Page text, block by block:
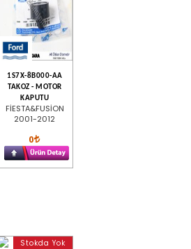
1S7X-8B000-AA
TAKOZ - MOTOR
KAPUTU
FİESTA&FUSİON
2001-2012
0
Stokda Yok